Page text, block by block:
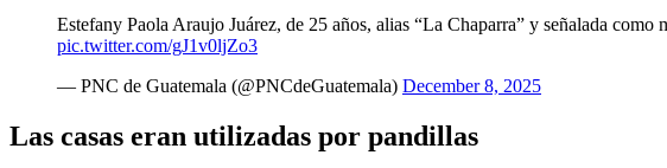
Estefany Paola Araujo Juárez, de 25 años, alias “La Chaparra” y señalada
pic.twitter.com/gJ1v0ljZo3
— PNC de Guatemala (@PNCdeGuatemala) December 8, 2025
Las casas eran utilizadas por pandillas